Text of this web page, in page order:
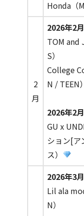
Honda（
2
月
2026年2
TOM and
S）
College
N / TEEN）
2026年2
GU x
ション[ア
ス）
2026年3
Lil ala
N）